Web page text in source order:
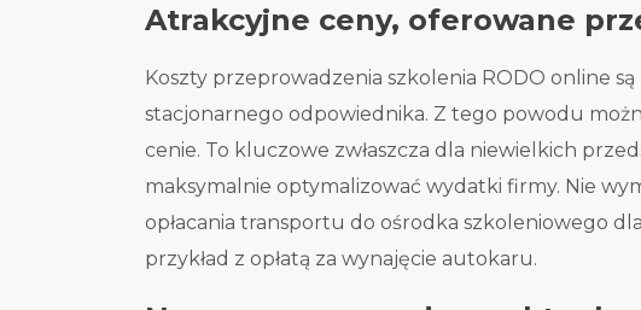
Atrakcyjne ceny, oferowane
Koszty przeprowadzenia szkolenia RODO online są
stacjonarnego odpowiednika. Z tego powodu
cenie. To kluczowe zwłaszcza dla niewielkich
maksymalnie optymalizować wydatki firmy. Nie
opłacania transportu do ośrodka szkoleniowego
przykład z opłatą za wynajęcie autokaru.